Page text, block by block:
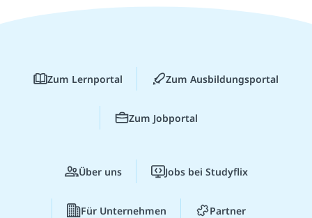
Zum Lernportal Zum Ausbildungsportal
Zum Jobportal
Über uns Jobs bei Studyflix
Für Unternehmen Partner